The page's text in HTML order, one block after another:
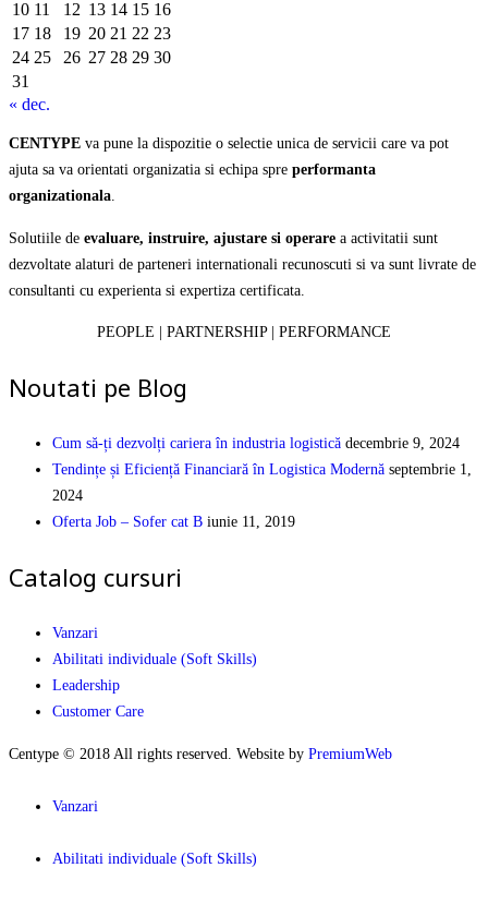
10 11 12 13 14 15 16
17 18 19 20 21 22 23
24 25 26 27 28 29 30
31
« dec.
CENTYPE va pune la dispozitie o selectie unica de servicii care va pot
ajuta sa va orientati organizatia si echipa spre performanta
organizationala.
Solutiile de evaluare, instruire, ajustare si operare a activitatii sunt
dezvoltate alaturi de parteneri internationali recunoscuti si va sunt livrate de
consultanti cu experienta si expertiza certificata.
PEOPLE | PARTNERSHIP | PERFORMANCE
Noutati pe Blog
Cum să-ți dezvolți cariera în industria logistică decembrie 9, 2024
Tendințe și Eficiență Financiară în Logistica Modernă septembrie 1,
2024
Oferta Job – Sofer cat B iunie 11, 2019
Catalog cursuri
Vanzari
Abilitati individuale (Soft Skills)
Leadership
Customer Care
Centype © 2018 All rights reserved. Website by PremiumWeb
Vanzari
Abilitati individuale (Soft Skills)